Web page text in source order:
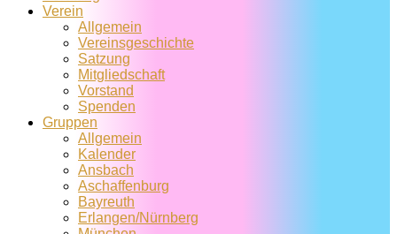
Verein
Allgemein
Vereins­geschichte
Satzung
Mitglied­schaft
Vorstand
Spenden
Gruppen
Allgemein
Kalender
Ansbach
Aschaffenburg
Bayreuth
Erlangen/Nürnberg